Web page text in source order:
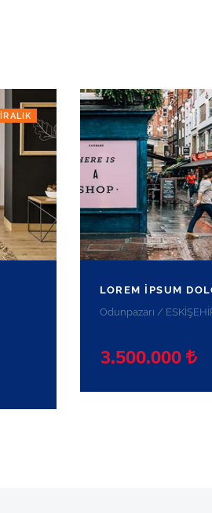
LOREM IPSUM
Odunpazarı /
3.500.000